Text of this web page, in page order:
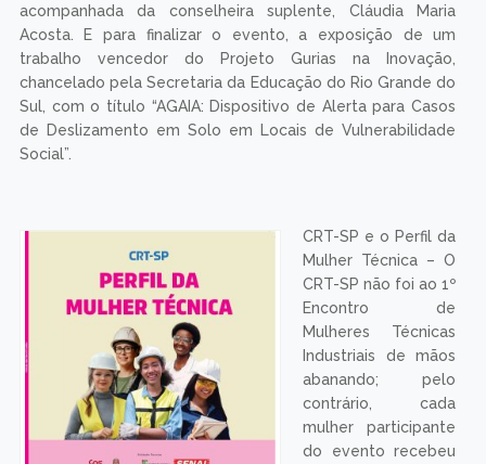
acompanhada da conselheira suplente, Cláudia Maria
Acosta. E para finalizar o evento, a exposição de um
trabalho vencedor do Projeto Gurias na Inovação,
chancelado pela Secretaria da Educação do Rio Grande do
Sul, com o título “AGAIA: Dispositivo de Alerta para Casos
de Deslizamento em Solo em Locais de Vulnerabilidade
Social”.
CRT-SP e o Perfil da
Mulher Técnica – O
CRT-SP não foi ao 1º
Encontro de
Mulheres Técnicas
Industriais de mãos
abanando; pelo
contrário, cada
mulher participante
do evento recebeu